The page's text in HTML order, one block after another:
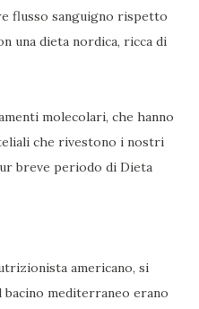
flusso sanguigno rispetto
una dieta nordica, ricca di
molecolari, che hanno
che rivestono i nostri
breve periodo di Dieta
americano, si
mediterraneo erano